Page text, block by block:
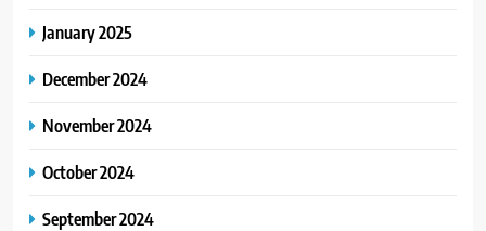
January 2025
December 2024
November 2024
October 2024
September 2024